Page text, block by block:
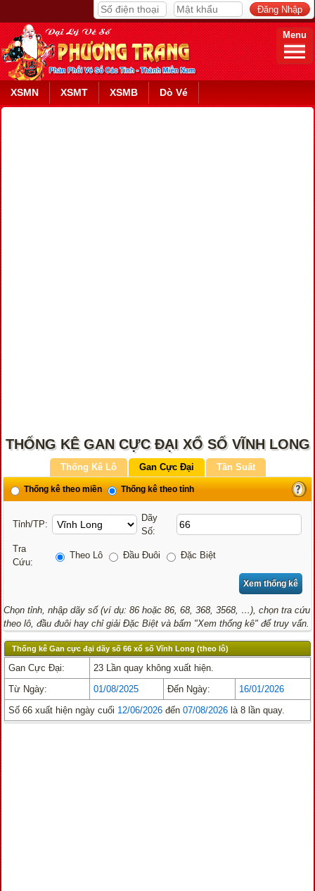
Menu
XSMN XSMT XSMB Dò Vé
THỐNG KÊ GAN CỰC ĐẠI XỔ SỐ VĨNH LONG
Thống Kê Lô Gan Cực Đại Tần Suất
Thống kê theo miền Thống kê theo tỉnh
Tỉnh/TP:
Dãy
Số:
Tra
Cứu:
Theo Lô Đầu Đuôi Đặc Biệt
Chọn tỉnh, nhập dãy số (ví dụ: 86 hoặc 86, 68, 368, 3568, …), chọn tra cứu
theo lô, đầu đuôi hay chỉ giải Đặc Biệt và bấm "Xem thống kê" để truy vấn.
Thống kê Gan cực đại dãy số 66 xổ số Vĩnh Long (theo lô)
Gan Cực Đại:
23 Lần quay không xuất hiện.
Từ Ngày:
01/08/2025 Đến Ngày:
16/01/2026
Số 66 xuất hiện ngày cuối 12/06/2026 đến 07/08/2026 là 8 lần quay.